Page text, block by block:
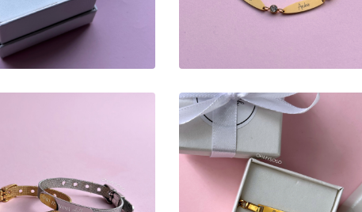
PERSONALIZADA
SENHORA
PULSEIRA
PERSONALIZADA BEBÉ